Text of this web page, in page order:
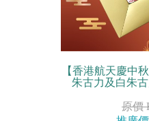
【香港航天慶中
朱古力及白朱
原價